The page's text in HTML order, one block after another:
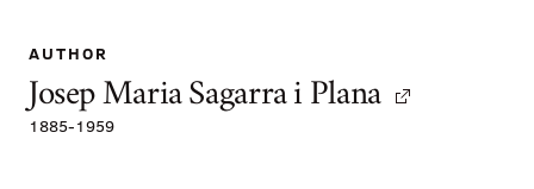
AUTHOR
Josep Maria Sagarra i Plana
1885-1959